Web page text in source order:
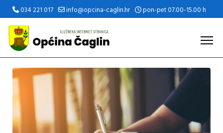
034 221 017 info@opcina-caglin.hr pon-pet 07.00-15.00 h